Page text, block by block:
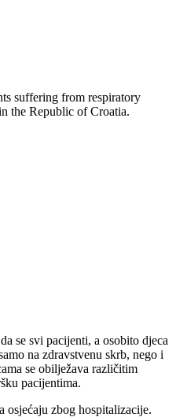
suffering from respiratory
the Republic of Croatia.
se svi pacijenti, a osobito djeca
na zdravstvenu skrb, nego i
se obilježava različitim
pacijentima.
zbog hospitalizacije.